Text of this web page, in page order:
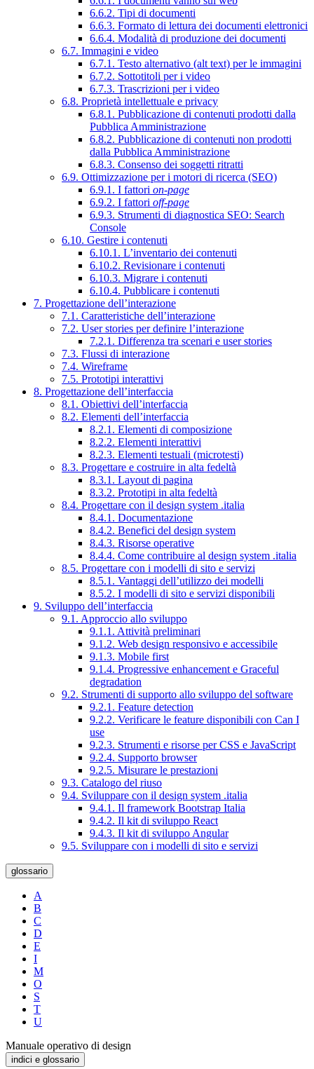
6.6.2. Tipi di documenti
6.6.3. Formato di lettura dei documenti elettronici
6.6.4. Modalità di produzione dei documenti
6.7. Immagini e video
6.7.1. Testo alternativo (alt text) per le immagini
6.7.2. Sottotitoli per i video
6.7.3. Trascrizioni per i video
6.8. Proprietà intellettuale e privacy
6.8.1. Pubblicazione di contenuti prodotti dalla
Pubblica Amministrazione
6.8.2. Pubblicazione di contenuti non prodotti
dalla Pubblica Amministrazione
6.8.3. Consenso dei soggetti ritratti
6.9. Ottimizzazione per i motori di ricerca (SEO)
6.9.1. I fattori on-page
6.9.2. I fattori off-page
6.9.3. Strumenti di diagnostica SEO: Search
Console
6.10. Gestire i contenuti
6.10.1. L’inventario dei contenuti
6.10.2. Revisionare i contenuti
6.10.3. Migrare i contenuti
6.10.4. Pubblicare i contenuti
7. Progettazione dell’interazione
7.1. Caratteristiche dell’interazione
7.2. User stories per definire l’interazione
7.2.1. Differenza tra scenari e user stories
7.3. Flussi di interazione
7.4. Wireframe
7.5. Prototipi interattivi
8. Progettazione dell’interfaccia
8.1. Obiettivi dell’interfaccia
8.2. Elementi dell’interfaccia
8.2.1. Elementi di composizione
8.2.2. Elementi interattivi
8.2.3. Elementi testuali (microtesti)
8.3. Progettare e costruire in alta fedeltà
8.3.1. Layout di pagina
8.3.2. Prototipi in alta fedeltà
8.4. Progettare con il design system .italia
8.4.1. Documentazione
8.4.2. Benefici del design system
8.4.3. Risorse operative
8.4.4. Come contribuire al design system .italia
8.5. Progettare con i modelli di sito e servizi
8.5.1. Vantaggi dell’utilizzo dei modelli
8.5.2. I modelli di sito e servizi disponibili
9. Sviluppo dell’interfaccia
9.1. Approccio allo sviluppo
9.1.1. Attività preliminari
9.1.2. Web design responsivo e accessibile
9.1.3. Mobile first
9.1.4. Progressive enhancement e Graceful
degradation
9.2. Strumenti di supporto allo sviluppo del software
9.2.1. Feature detection
9.2.2. Verificare le feature disponibili con Can I
use
9.2.3. Strumenti e risorse per CSS e JavaScript
9.2.4. Supporto browser
9.2.5. Misurare le prestazioni
9.3. Catalogo del riuso
9.4. Sviluppare con il design system .italia
9.4.1. Il framework Bootstrap Italia
9.4.2. Il kit di sviluppo React
9.4.3. Il kit di sviluppo Angular
9.5. Sviluppare con i modelli di sito e servizi
glossario
A
B
C
D
E
I
M
O
S
T
U
Manuale operativo di design
indici e glossario